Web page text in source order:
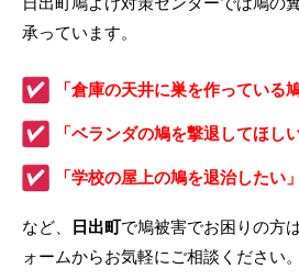
承っています。
「倉庫の天井に巣を作っている
「ベランダの鳩を撃退してほしい
「学校の屋上の鳩を退治したい」
など、 日出町で鳩被害でお困りの方
ォームからお気軽にご相談ください。